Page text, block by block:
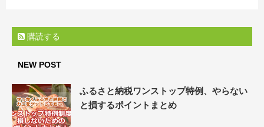
購読する
NEW POST
ふるさと納税ワンストップ特例、やらない
と損するポイントまとめ